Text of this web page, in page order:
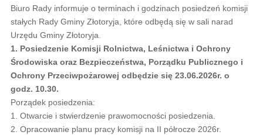
Biuro Rady informuje o terminach i godzinach posiedzeń komisji
stałych Rady Gminy Złotoryja, które odbędą się w sali narad
Urzędu Gminy Złotoryja.
1. Posiedzenie Komisji Rolnictwa, Leśnictwa i Ochrony
Środowiska oraz Bezpieczeństwa, Porządku Publicznego i
Ochrony Przeciwpożarowej odbędzie się 23.06.2026r. o
godz. 10.30.
Porządek posiedzenia:
1. Otwarcie i stwierdzenie prawomocności posiedzenia.
2. Opracowanie planu pracy komisji na II półrocze 2026r.